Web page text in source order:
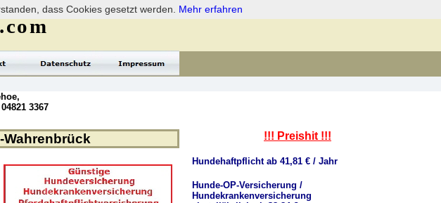
dass Cookies gesetzt werden. Mehr erfahren
3367
!!! Preishit !!!
Hundehaftpflicht ab 41,81 € / Jahr
Hunde-OP-Versicherung /
Hundekrankenversicherung